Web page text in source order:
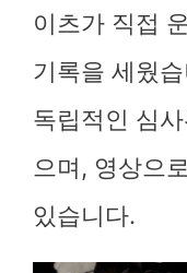
이츠가 직접
기록을 세웠
독립적인 심
으며, 영상으
있습니다.